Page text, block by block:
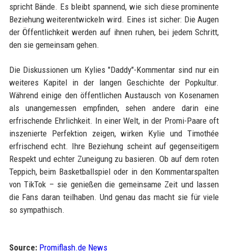
spricht Bände. Es bleibt spannend, wie sich diese prominente
Beziehung weiterentwickeln wird. Eines ist sicher: Die Augen
der Öffentlichkeit werden auf ihnen ruhen, bei jedem Schritt,
den sie gemeinsam gehen.
Die Diskussionen um Kylies "Daddy"-Kommentar sind nur ein
weiteres Kapitel in der langen Geschichte der Popkultur.
Während einige den öffentlichen Austausch von Kosenamen
als unangemessen empfinden, sehen andere darin eine
erfrischende Ehrlichkeit. In einer Welt, in der Promi-Paare oft
inszenierte Perfektion zeigen, wirken Kylie und Timothée
erfrischend echt. Ihre Beziehung scheint auf gegenseitigem
Respekt und echter Zuneigung zu basieren. Ob auf dem roten
Teppich, beim Basketballspiel oder in den Kommentarspalten
von TikTok – sie genießen die gemeinsame Zeit und lassen
die Fans daran teilhaben. Und genau das macht sie für viele
so sympathisch.
Source: Promiflash.de News